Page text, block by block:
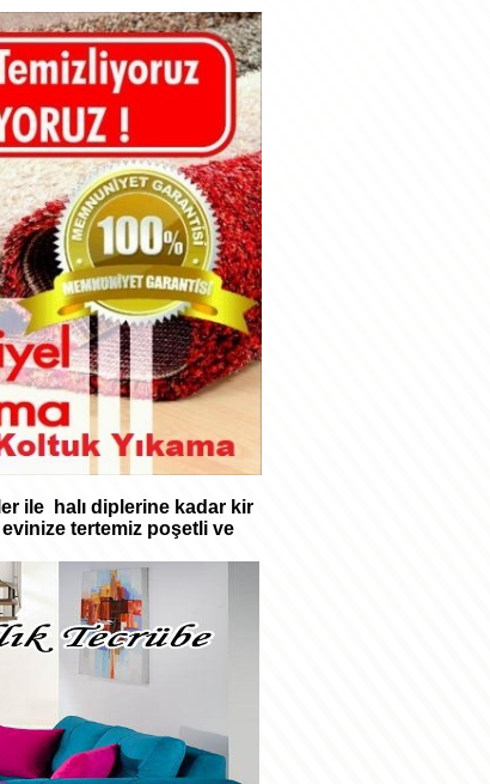
ile halı diplerine kadar kir
evinize tertemiz poşetli ve